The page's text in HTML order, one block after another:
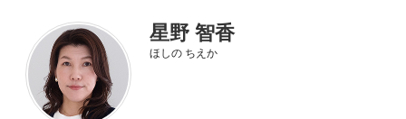
星野 智香
ほしの ちえか